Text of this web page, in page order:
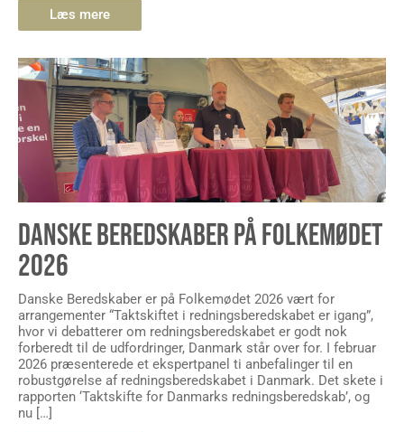
Læs mere
DANSKE BEREDSKABER PÅ FOLKEMØDET
2026
Danske Beredskaber er på Folkemødet 2026 vært for
arrangementer “Taktskiftet i redningsberedskabet er igang”,
hvor vi debatterer om redningsberedskabet er godt nok
forberedt til de udfordringer, Danmark står over for. I februar
2026 præsenterede et ekspertpanel ti anbefalinger til en
robustgørelse af redningsberedskabet i Danmark. Det skete i
rapporten ‘Taktskifte for Danmarks redningsberedskab’, og
nu […]